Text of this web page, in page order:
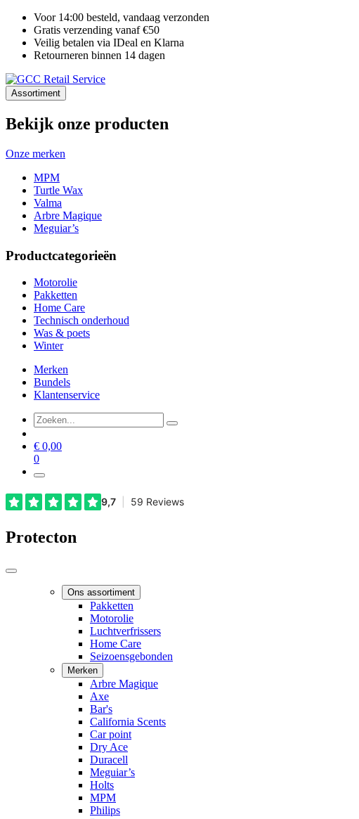
Voor 14:00 besteld, vandaag verzonden
Gratis verzending vanaf €50
Veilig betalen via IDeal en Klarna
Retourneren binnen 14 dagen
Assortiment
Bekijk onze producten
Onze merken
MPM
Turtle Wax
Valma
Arbre Magique
Meguiar’s
Productcategorieën
Motorolie
Pakketten
Home Care
Technisch onderhoud
Was & poets
Winter
Merken
Bundels
Klantenservice
€ 0,00
0
Protecton
Ons assortiment
Pakketten
Motorolie
Luchtverfrissers
Home Care
Seizoensgebonden
Merken
Arbre Magique
Axe
Bar's
California Scents
Car point
Dry Ace
Duracell
Meguiar’s
Holts
MPM
Philips